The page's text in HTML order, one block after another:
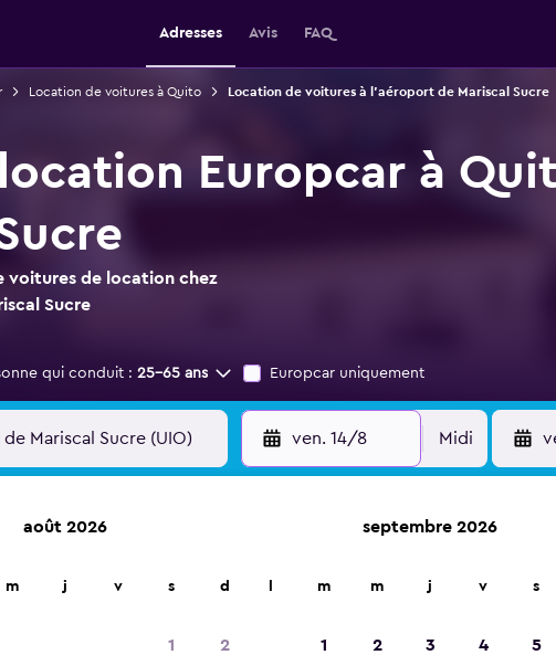
Adresses Avis FAQ
Location de voitures à Quito Location de voitures à l'aéroport de Mariscal Sucre
Europcar à
voitures de location chez
Sucre
qui conduit : 25-65 ans Europcar uniquement
ven. 14/8 Midi
2023
août 2026
m j v s d
1 2
septembre 2026
m m j v s
1 2 3 4 5